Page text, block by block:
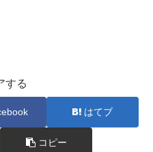
する
はてブ
コピー